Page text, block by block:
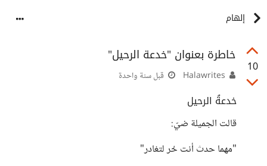
إلهام
10
خاطرة بعنوان "خدعة الرحيل"
قبل سنة واحدة
خدعةُ الرحيل
قالت الجميلة ضيّ:
"مهما حدث أنت حُر لتغادر"